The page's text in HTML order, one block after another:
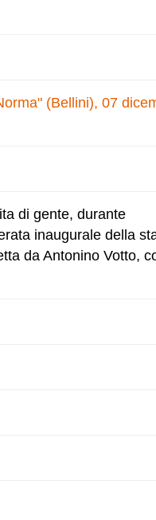
(Bellini), 07
di gente, durante
inaugurale della
da Antonino Votto,